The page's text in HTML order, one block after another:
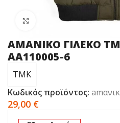
Click to enlarge
AMΑΝΙΚΟ ΓΙΛΕΚΟ
ΑΑ110005-6
TMK
Κωδικός προϊόντος:
29,00 €